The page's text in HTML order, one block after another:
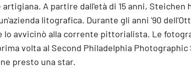
artigiana. A partire dall'età di 15 anni,
litografica. Durante gli anni '90
lo avvicinò alla corrente pittorialista. Le
volta al Second Philadelphia Photographic
presto una star.